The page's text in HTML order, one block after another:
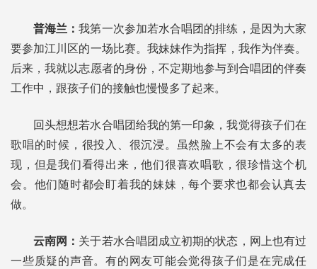
普海兰：我第一次参加若水合唱团的排练，是因为大家
要参加江川区的一场比赛。我妹妹作为指挥，我作为伴奏。
后来，我就以志愿者的身份，不定期地参与到合唱团的伴奏
工作中，跟孩子们的接触也慢慢多了起来。
回头想想若水合唱团给我的第一印象，我觉得孩子们在
歌唱的时候，很投入、很沉浸。虽然脸上不会有太多的表
现，但是我们看得出来，他们很喜欢唱歌，很珍惜这个机
会。他们随时都会盯着我的妹妹，每个要求也都会认真去
做。
云南网： 关于若水合唱团成立初期的状态，网上也有过
一些质疑的声音。有的网友可能会觉得孩子们是在完成任